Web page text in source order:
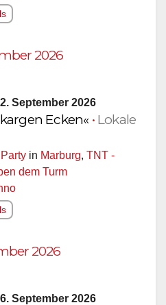
2026
September 2026
Ecken« • Lokale
Party in Marburg, TNT -
dem Turm
2026
September 2026